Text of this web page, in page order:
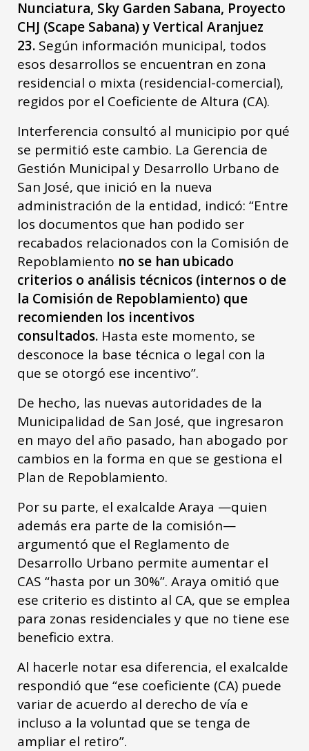
Nunciatura, Sky Garden Sabana, Proyecto
CHJ (Scape Sabana) y Vertical Aranjuez
23. Según información municipal, todos
esos desarrollos se encuentran en zona
residencial o mixta (residencial-comercial),
regidos por el Coeficiente de Altura (CA).
Interferencia consultó al municipio por qué
se permitió este cambio. La Gerencia de
Gestión Municipal y Desarrollo Urbano de
San José, que inició en la nueva
administración de la entidad, indicó: “Entre
los documentos que han podido ser
recabados relacionados con la Comisión de
Repoblamiento no se han ubicado
criterios o análisis técnicos (internos o de
la Comisión de Repoblamiento) que
recomienden los incentivos
consultados. Hasta este momento, se
desconoce la base técnica o legal con la
que se otorgó ese incentivo”.
De hecho, las nuevas autoridades de la
Municipalidad de San José, que ingresaron
en mayo del año pasado, han abogado por
cambios en la forma en que se gestiona el
Plan de Repoblamiento.
Por su parte, el exalcalde Araya —quien
además era parte de la comisión—
argumentó que el Reglamento de
Desarrollo Urbano permite aumentar el
CAS “hasta por un 30%”. Araya omitió que
ese criterio es distinto al CA, que se emplea
para zonas residenciales y que no tiene ese
beneficio extra.
Al hacerle notar esa diferencia, el exalcalde
respondió que “ese coeficiente (CA) puede
variar de acuerdo al derecho de vía e
incluso a la voluntad que se tenga de
ampliar el retiro”.